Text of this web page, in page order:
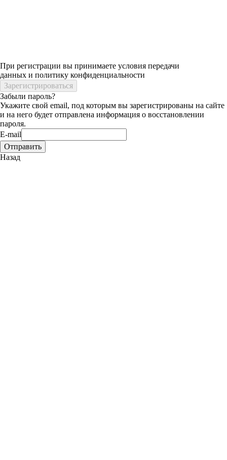
При регистрации вы принимаете условия передачи
данных и политику конфиденциальности
Забыли пароль?
Укажите свой email, под которым вы зарегистрированы на сайте
и на него будет отправлена информация о восстановлении
пароля.
E-mail
Назад